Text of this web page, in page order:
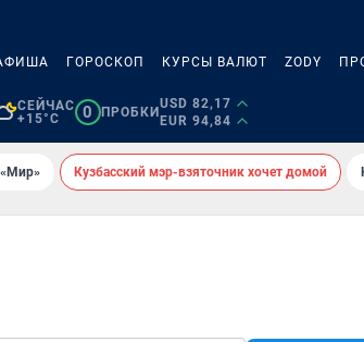
ГОРОСКОП КУРСЫ ВАЛЮТ ZODY
СЕЙЧАС
+15°C
0 ПРОБКИ
USD 82,17
EUR 94,84
Кузбасский мэр-взяточник хочет домой